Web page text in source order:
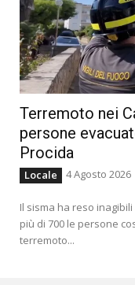
Terremoto nei
persone
Procida
Locale 4 Agosto 2026
Il sisma ha reso
più di 700 le persone
terremoto...